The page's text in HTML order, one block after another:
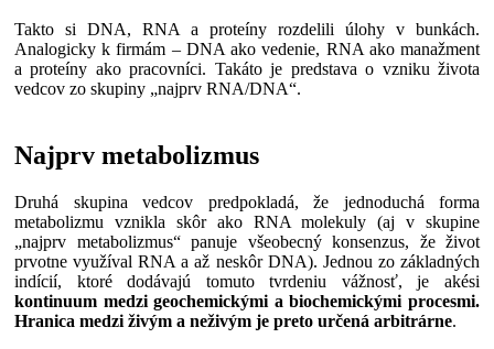
Takto si DNA, RNA a proteíny rozdelili úlohy v bunkách.
Analogicky k firmám – DNA ako vedenie, RNA ako manažment
a proteíny ako pracovníci. Takáto je predstava o vzniku života
vedcov zo skupiny „najprv RNA/DNA“.
Najprv metabolizmus
Druhá skupina vedcov predpokladá, že jednoduchá forma
metabolizmu vznikla skôr ako RNA molekuly (aj v skupine
„najprv metabolizmus“ panuje všeobecný konsenzus, že život
prvotne využíval RNA a až neskôr DNA). Jednou zo základných
indícií, ktoré dodávajú tomuto tvrdeniu vážnosť, je akési
kontinuum medzi geochemickými a biochemickými procesmi.
Hranica medzi živým a neživým je preto určená arbitrárne.